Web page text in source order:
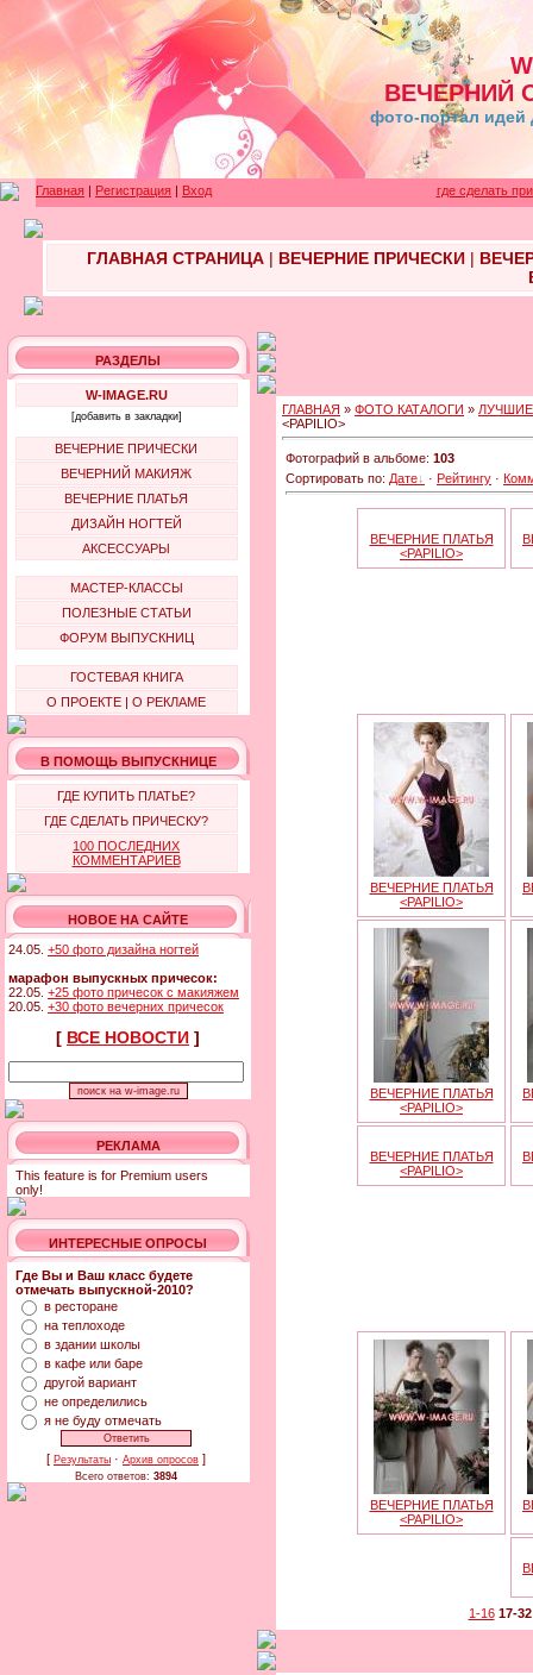
ВЕЧЕРНИЙ
фото-портал идей
Главная | Регистрация | Вход где сделать
ГЛАВНАЯ СТРАНИЦА| ВЕЧЕРНИЕ ПРИЧЕСКИ|
РАЗДЕЛЫ
W-IMAGE.RU
[добавить в закладки]
ВЕЧЕРНИЕ ПРИЧЕСКИ
ВЕЧЕРНИЙ МАКИЯЖ
ВЕЧЕРНИЕ ПЛАТЬЯ
ДИЗАЙН НОГТЕЙ
АКСЕССУАРЫ
МАСТЕР-КЛАССЫ
ПОЛЕЗНЫЕ СТАТЬИ
ФОРУМ ВЫПУСКНИЦ
ГОСТЕВАЯ КНИГА
О ПРОЕКТЕ | О РЕКЛАМЕ
В ПОМОЩЬ ВЫПУСКНИЦЕ
ГДЕ КУПИТЬ ПЛАТЬЕ?
ГДЕ СДЕЛАТЬ ПРИЧЕСКУ?
100 ПОСЛЕДНИХ
КОММЕНТАРИЕВ
НОВОЕ НА САЙТЕ
24.05. +50 фото дизайна ногтей
марафон выпускных причесок:
22.05. +25 фото причесок с макияжем
20.05. +30 фото вечерних причесок
[ ВСЕ НОВОСТИ ]
РЕКЛАМА
This feature is for Premium users
only!
ИНТЕРЕСНЫЕ ОПРОСЫ
Где Вы и Ваш класс будете
отмечать выпускной-2010?
в ресторане
на теплоходе
в здании школы
в кафе или баре
другой вариант
не определились
я не буду отмечать
[ Результаты · Архив опросов ]
Всего ответов: 3894
ГЛАВНАЯ » ФОТО КАТАЛОГИ »
<PAPILIO>
Фотографий в альбоме: 103
Сортировать по: Дате · Рейтингу ·
ВЕЧЕРНИЕ ПЛАТЬЯ
<PAPILIO>
ВЕЧЕРНИЕ ПЛАТЬЯ
<PAPILIO>
ВЕЧЕРНИЕ ПЛАТЬЯ
<PAPILIO>
ВЕЧЕРНИЕ ПЛАТЬЯ
<PAPILIO>
ВЕЧЕРНИЕ ПЛАТЬЯ
<PAPILIO>
1-16 17-32